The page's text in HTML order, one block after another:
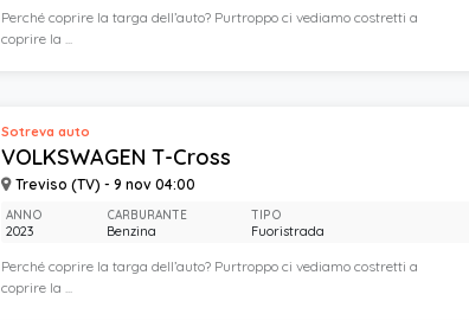
Perché coprire la targa dell’auto? Purtroppo ci vediamo costretti a
coprire la ...
VOLKSWAGEN T-Cross
Treviso (TV) - 9 nov 04:00
Sotreva auto
Perché coprire la targa dell’auto? Purtroppo ci vediamo costretti a
coprire la ...
ANNO
2023
CARBURANTE
Benzina
TIPO
Fuoristrada